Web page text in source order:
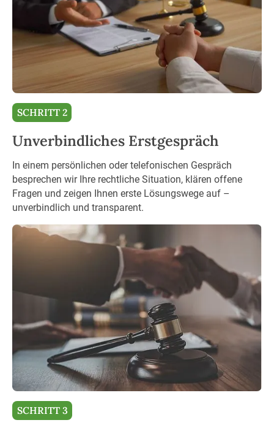
SCHRITT 2
Unverbindliches Erstgespräch
In einem persönlichen oder telefonischen Gespräch
besprechen wir Ihre rechtliche Situation, klären offene
Fragen und zeigen Ihnen erste Lösungswege auf –
unverbindlich und transparent.
SCHRITT 3